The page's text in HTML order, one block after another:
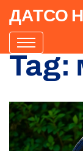
ДАТСО
Tag: